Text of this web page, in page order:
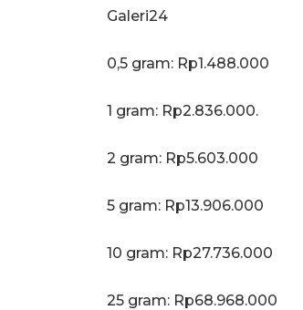
Galeri24
0,5 gram: Rp1.488.000
1 gram: Rp2.836.000.
‎2 gram: Rp5.603.000
‎5 gram: Rp13.906.000
‎10 gram: Rp27.736.000
‎25 gram: Rp68.968.000